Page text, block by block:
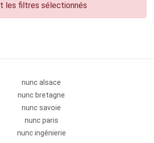
les filtres sélectionnés
nunc alsace
nunc bretagne
nunc savoie
nunc paris
nunc ingénierie